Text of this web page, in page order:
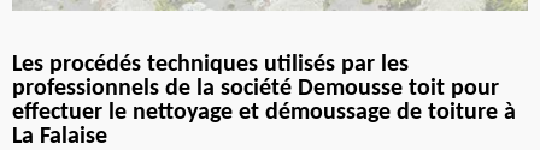
Les procédés techniques utilisés par les
professionnels de la société Demousse toit pour
effectuer le nettoyage et démoussage de toiture à
La Falaise